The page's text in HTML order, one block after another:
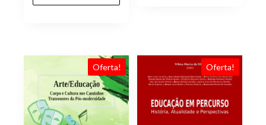
R$22,00.R$15,00.
Oferta! Oferta!